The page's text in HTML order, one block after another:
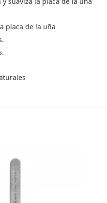
placa de la uña